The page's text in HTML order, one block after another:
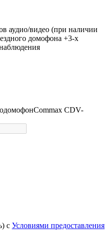
аудио/видео (при наличии
домофона +3-х
Commax CDV-
с Условиями предоставления